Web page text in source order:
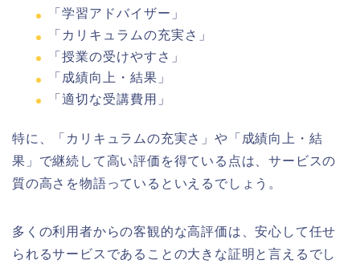
「学習アドバイザー」
「カリキュラムの充実さ」
「授業の受けやすさ」
「成績向上・結果」
「適切な受講費用」
特に、「カリキュラムの充実さ」や「成績向上・結
果」で継続して高い評価を得ている点は、サービスの
質の高さを物語っているといえるでしょう。
多くの利用者からの客観的な高評価は、安心して任せ
られるサービスであることの大きな証明と言えるでし